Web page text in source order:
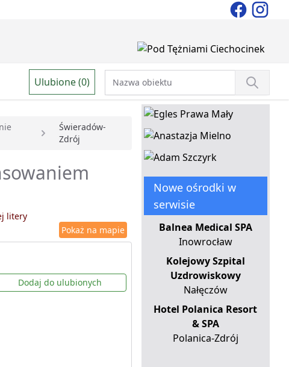
Ulubione (0)
Świeradów-
Zdrój
litery
Pokaż na mapie
Dodaj do ulubionych
Nowe ośrodki w
serwisie
Balnea Medical SPA
Inowrocław
Kolejowy Szpital
Uzdrowiskowy
Nałęczów
Hotel Polanica Resort
& SPA
Polanica-Zdrój